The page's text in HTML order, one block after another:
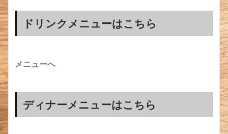
ドリンクメニューはこちら
メニューへ
ディナーメニューはこちら